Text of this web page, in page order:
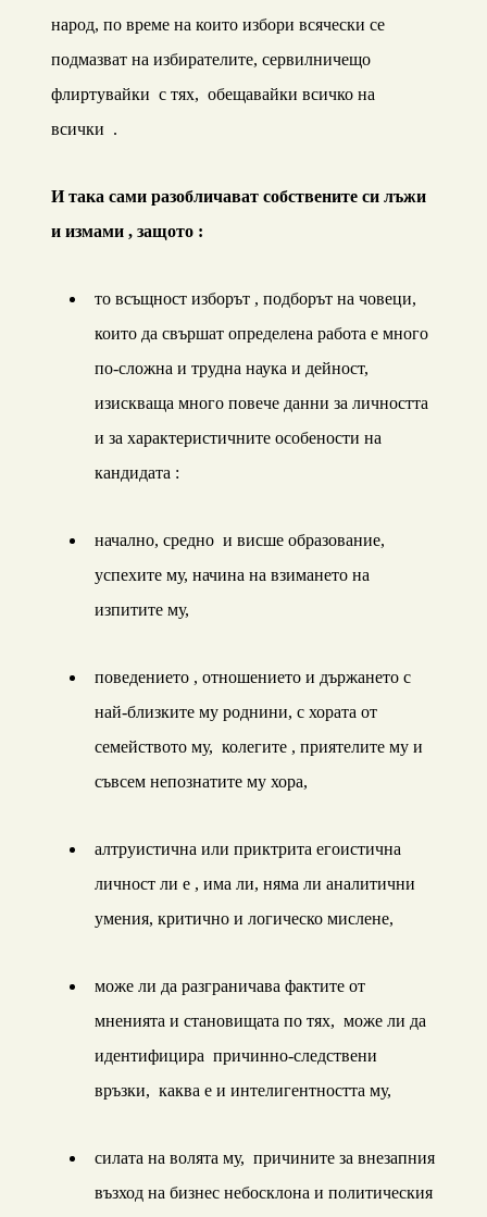
народ, по време на които избори всячески се
подмазват на избирателите, сервилничещо
флиртувайки с тях, обещавайки всичко на
всички .
И така сами разобличават собствените си лъжи
и измами , защото :
то всъщност изборът , подборът на човеци,
които да свършат определена работа е много
по-сложна и трудна наука и дейност,
изискваща много повече данни за личността
и за характеристичните особености на
кандидата :
начално, средно и висше образование,
успехите му, начина на взимането на
изпитите му,
поведението , отношението и държането с
най-близките му роднини, с хората от
семейството му, колегите , приятелите му и
съвсем непознатите му хора,
алтруистична или приктрита егоистична
личност ли е , има ли, няма ли аналитични
умения, критично и логическо мислене,
може ли да разграничава фактите от
мненията и становищата по тях, може ли да
идентифицира причинно-следствени
връзки, каква е и интелигентността му,
силата на волята му, причините за внезапния
възход на бизнес небосклона и политическия